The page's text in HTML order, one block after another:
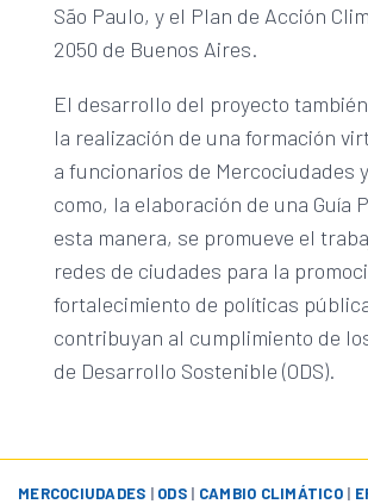
São Paulo, y el Plan de Acción
2050 de Buenos Aires.
El desarrollo del proyecto
la realización de una formación
a funcionarios de Mercociudades
como, la elaboración de una Guía
esta manera, se promueve el
redes de ciudades para la
fortalecimiento de políticas
contribuyan al cumplimiento de
de Desarrollo Sostenible (ODS).
MERCOCIUDADES | ODS| CAMBIO CLIMÁTICO|